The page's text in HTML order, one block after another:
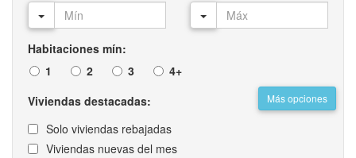
Habitaciones mín:
1
2 3 4+
Más opciones
Viviendas destacadas:
Solo viviendas rebajadas
Viviendas nuevas del mes